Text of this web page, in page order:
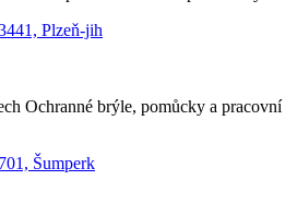
Plzeň-jih
Ochranné brýle, pomůcky a pracovní
Šumperk